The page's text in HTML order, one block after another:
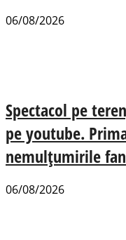
06/08/2026
Spectacol pe
pe youtube.
nemulțumirile
06/08/2026